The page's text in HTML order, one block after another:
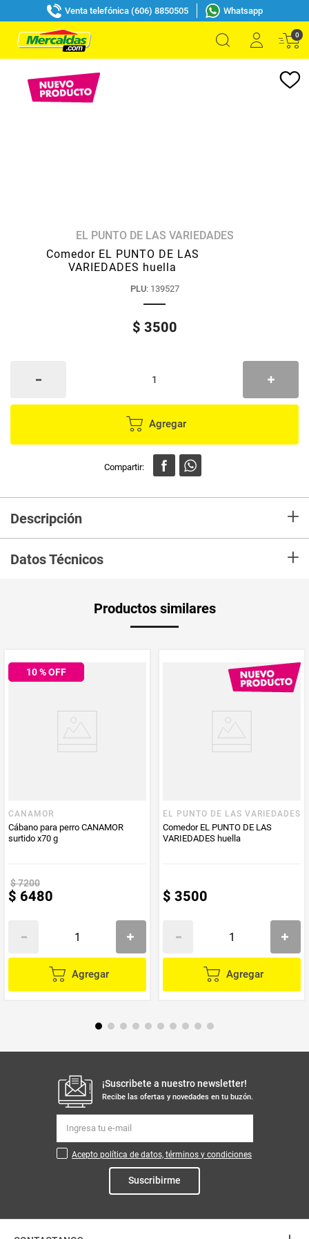
Venta telefónica (606) 8850505 Whatsapp
0
EL PUNTO DE LAS VARIEDADES
Comedor EL PUNTO DE LAS
VARIEDADES huella
PLU: 139527
$ 3500
Agregar
Descripción +
Datos Técnicos +
Productos similares
10% OFF
CANAMOR
Cábano para perro CANAMOR
surtido x70 g
$7200
$ 6480
Agregar
EL PUNTO DE LAS VARIEDADES
Comedor EL PUNTO DE LAS
VARIEDADES huella
$ 3500
Agregar
¡Suscribete a nuestro newsletter!
Recibe las ofertas y novedades en tu buzón.
Acepto política de datos, términos y condiciones
Suscribirme